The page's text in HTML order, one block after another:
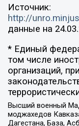
Источник:
http://
данные на
* Единый
том числе
организаций,
Высший военный
моджахедов
Дагестана, База,